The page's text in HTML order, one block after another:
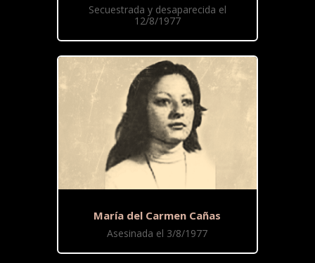
Secuestrada y desaparecida el
12/8/1977
María del Carmen Cañas
Asesinada el 3/8/1977